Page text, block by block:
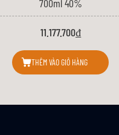
700ml 40%
11.177.700₫
THÊM VÀO GIỎ HÀNG